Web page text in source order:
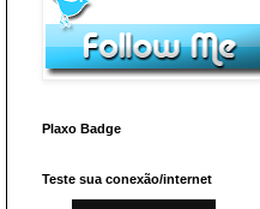
Plaxo Badge
Teste sua conexão/internet